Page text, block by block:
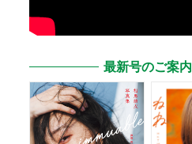
最新号のご案内